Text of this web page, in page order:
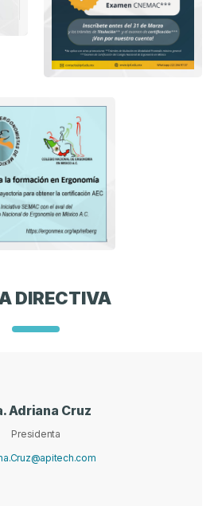
DIRECTIVA
Adriana Cruz
Presidenta